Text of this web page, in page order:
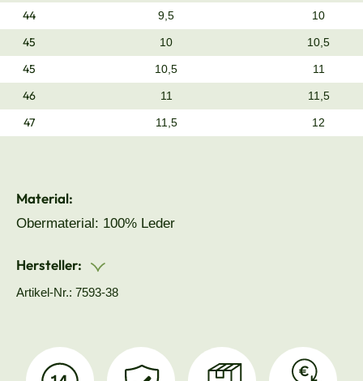
44 9,5 10
45 10 10,5
45 10,5 11
46 11 11,5
47 11,5 12
Material:
Obermaterial: 100% Leder
Hersteller:
Artikel-Nr.: 7593-38